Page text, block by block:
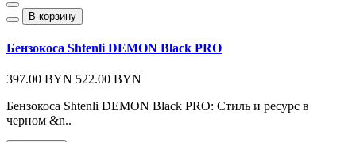
В корзину
Бензокоса Shtenli DEMON Black PRO
397.00 BYN 522.00 BYN
Бензокоса Shtenli DEMON Black PRO: Стиль и ресурс в
черном &n..